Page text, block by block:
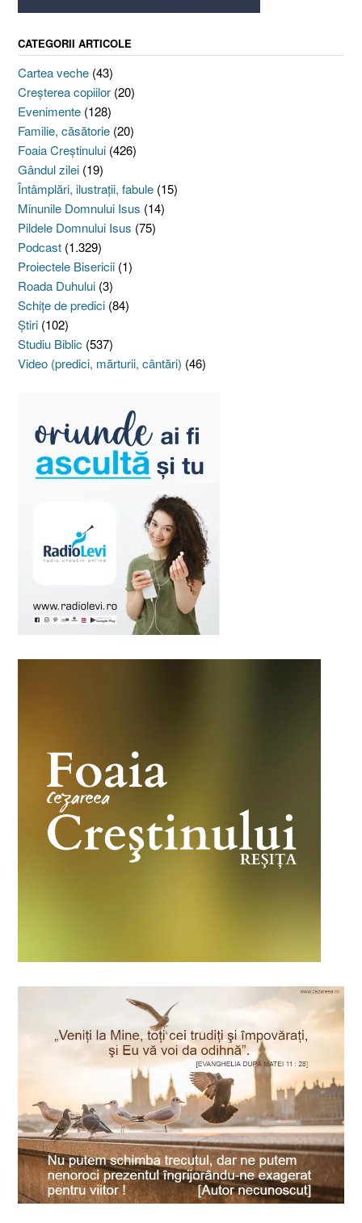
CATEGORII ARTICOLE
Cartea veche (43)
Creşterea copiilor (20)
Evenimente (128)
Familie, căsătorie (20)
Foaia Creştinului (426)
Gândul zilei (19)
Întâmplări, ilustraţii, fabule (15)
Minunile Domnului Isus (14)
Pildele Domnului Isus (75)
Podcast (1.329)
Proiectele Bisericii (1)
Roada Duhului (3)
Schiţe de predici (84)
Ştiri (102)
Studiu Biblic (537)
Video (predici, mărturii, cântări) (46)